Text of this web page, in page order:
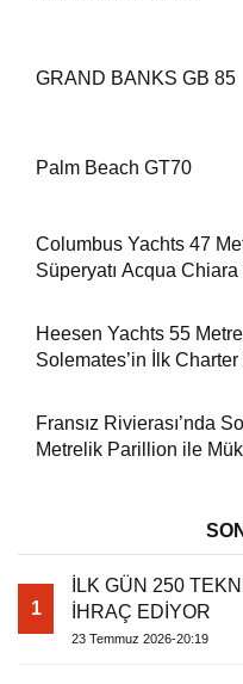
GRAND BANKS GB 85
Palm Beach GT70
Columbus Yachts 47
Süperyatı Acqua Chiara
Heesen Yachts 55
Solemates’in İlk
Fransız Rivierası’nda
Metrelik Parillion ile
1
İLK GÜN 250
İHRAÇ EDİYOR
23 Temmuz 2026-20:19